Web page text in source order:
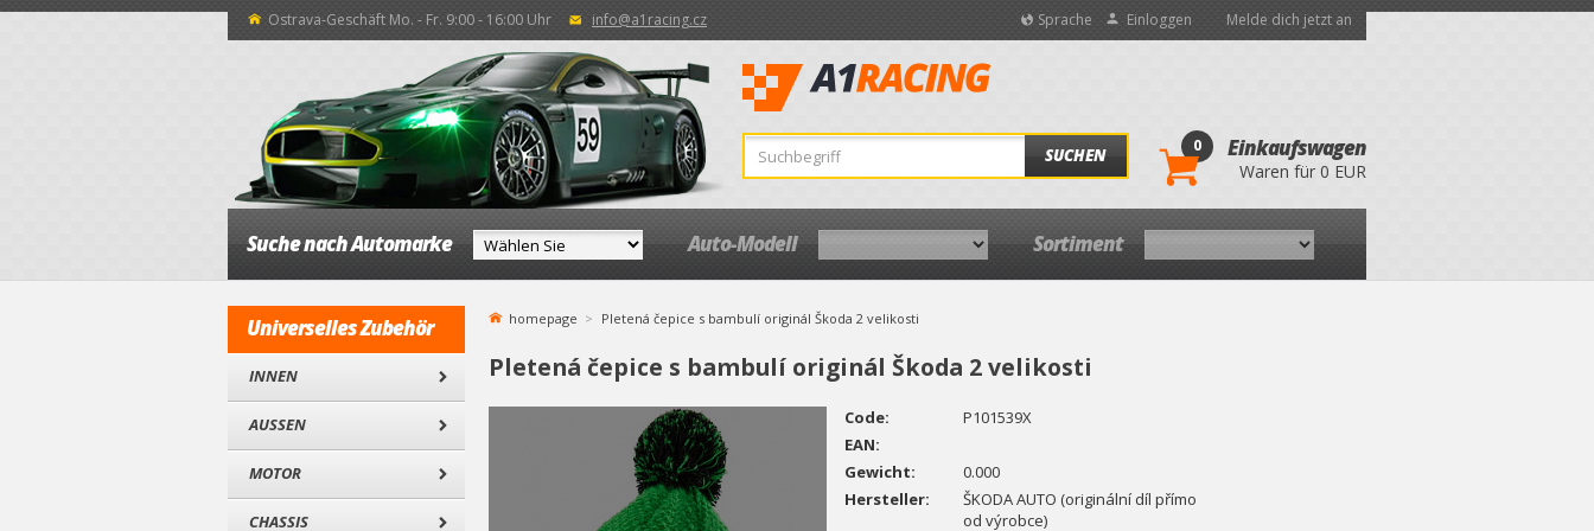
Ostrava-Geschäft Mo. - Fr. 9:00 - 16:00 Uhr info@a1racing.cz Sprache Einloggen Melde dich jetzt an
SUCHEN 0 Einkaufswagen
Waren für 0 EUR
Suche nach Automarke Auto-Modell Sortiment
Universelles Zubehör
INNEN
AUSSEN
MOTOR
CHASSIS
homepage Pletená čepice s bambulí originál Škoda 2 velikosti
Pletená čepice s bambulí originál Škoda 2 velikosti
Code:
P101539X
EAN:
Gewicht:
0.000
Hersteller:
ŠKODA AUTO (originální díl přímo
od výrobce)